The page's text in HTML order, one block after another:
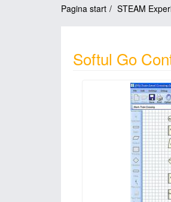
Pagina start STEAM
Softul Go